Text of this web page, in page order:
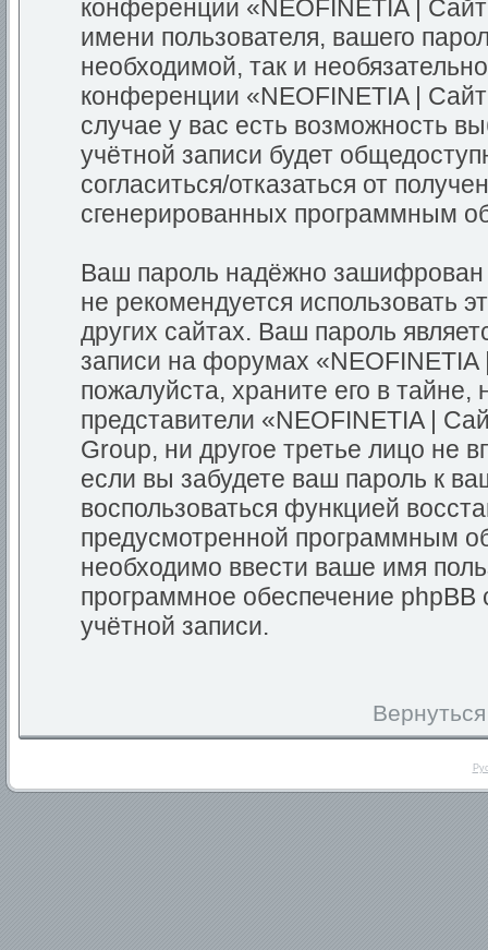
конференции «NEOFINETIA |
имени пользователя, вашего
необходимой, так и
конференции «NEOFINETIA |
случае у вас есть возможность
учётной записи будет
согласиться/отказаться от
сгенерированных программным
Ваш пароль надёжно
не рекомендуется использовать
других сайтах. Ваш пароль
записи на форумах
пожалуйста, храните его в тайне,
представители «NEOFINETIA |
Group, ни другое третье лицо не
если вы забудете ваш пароль к
воспользоваться функцией
предусмотренной программным
необходимо ввести ваше имя
программное обеспечение
учётной записи.